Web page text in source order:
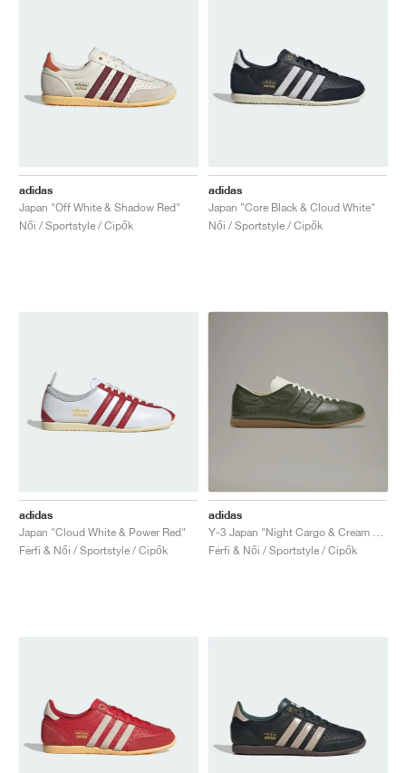
adidas
Japan "Off White & Shadow Red"
Női / Sportstyle / Cipők
adidas
Japan "Core Black & Cloud White"
Női / Sportstyle / Cipők
adidas
Japan "Cloud White & Power Red"
Férfi & Női / Sportstyle / Cipők
adidas
Férfi & Női / Sportstyle / Cipők